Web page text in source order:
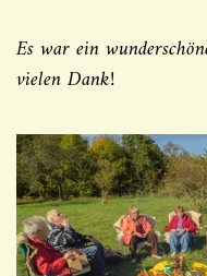
Es war ein
vielen Dank!